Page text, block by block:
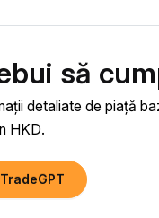
să
detaliate de piață
HKD.